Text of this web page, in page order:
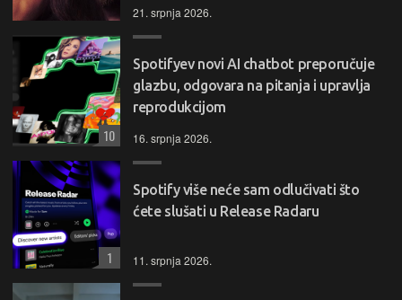
21. srpnja 2026.
Spotifyev novi AI chatbot preporučuje
glazbu, odgovara na pitanja i upravlja
reprodukcijom
16. srpnja 2026.
10
Spotify više neće sam odlučivati što
ćete slušati u Release Radaru
11. srpnja 2026.
1